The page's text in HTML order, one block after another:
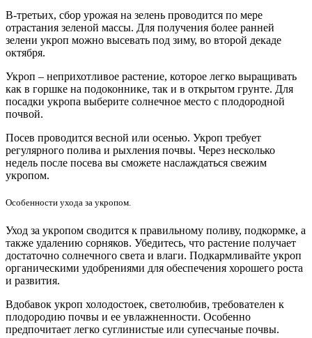
В-третьих, сбор урожая на зелень проводится по мере
отрастания зеленой массы. Для получения более ранней
зелени укроп можно высевать под зиму, во второй декаде
октября.
Укроп – неприхотливое растение, которое легко выращивать
как в горшке на подоконнике, так и в открытом грунте. Для
посадки укропа выберите солнечное место с плодородной
почвой.
Посев проводится весной или осенью. Укроп требует
регулярного полива и рыхления почвы. Через несколько
недель после посева вы сможете наслаждаться свежим
укропом.
Особенности ухода за укропом.
Уход за укропом сводится к правильному поливу, подкормке, а
также удалению сорняков. Убедитесь, что растение получает
достаточно солнечного света и влаги. Подкармливайте укроп
органическими удобрениями для обеспечения хорошего роста
и развития.
Вдобавок укроп холодостоек, светолюбив, требователен к
плодородию почвы и ее увлажненности. Особенно
предпочитает легко суглинистые или супесчаные почвы.